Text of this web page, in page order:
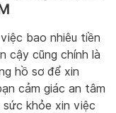
bao nhiêu tiền
cậy cũng chính là
hồ sơ để xin
cảm giác an tâm
khỏe xin việc